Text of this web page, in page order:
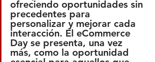
ofreciendo oportunidades sin
precedentes para
personalizar y mejorar cada
interacción. El eCommerce
Day se presenta, una vez
más, como la oportunidad